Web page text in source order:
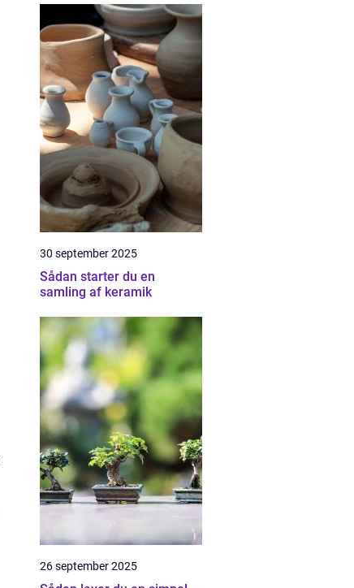
30 september 2025
Sådan starter du en
samling af keramik
26 september 2025